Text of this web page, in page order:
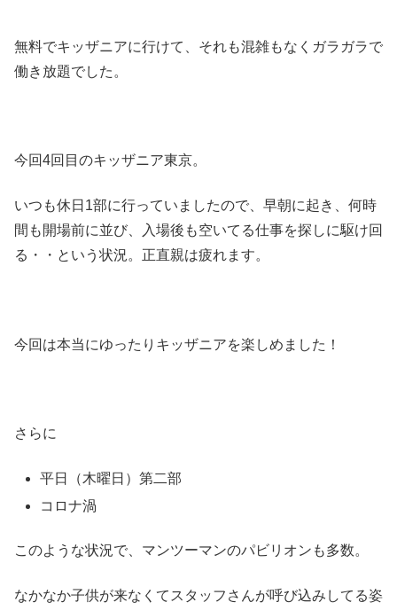
無料でキッザニアに行けて、それも混雑もなくガラガラで
働き放題でした。
今回4回目のキッザニア東京。
いつも休日1部に行っていましたので、早朝に起き、何時
間も開場前に並び、入場後も空いてる仕事を探しに駆け回
る・・という状況。正直親は疲れます。
今回は本当にゆったりキッザニアを楽しめました！
さらに
平日（木曜日）第二部
コロナ渦
このような状況で、マンツーマンのパビリオンも多数。
なかなか子供が来なくてスタッフさんが呼び込みしてる姿